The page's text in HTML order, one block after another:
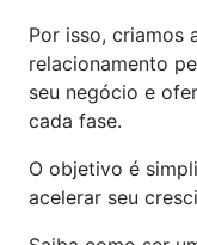
Por isso, criamos
relacionamento
seu negócio e
cada fase.
O objetivo é
acelerar seu